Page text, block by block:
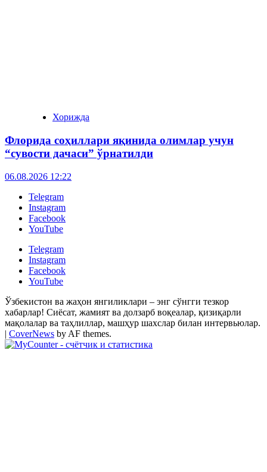
Хорижда
Флорида соҳиллари яқинида олимлар учун
“сувости дачаси” ўрнатилди
06.08.2026 12:22
Telegram
Instagram
Facebook
YouTube
Telegram
Instagram
Facebook
YouTube
Ўзбекистон ва жаҳон янгиликлари – энг сўнгги тезкор
хабарлар! Сиёсат, жамият ва долзарб воқеалар, қизиқарли
мақолалар ва таҳлиллар, машҳур шахслар билан интервьюлар.
| CoverNews by AF themes.